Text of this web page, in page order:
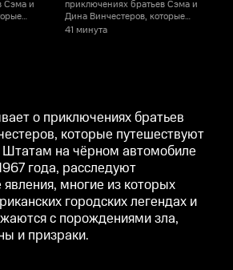
Сэма и
с
как
приключениях братьев Сэма и
Дина Винчестеров, которые
путешествуют по Соединённым
фольклоре, и сражаются с
порождениями зла, такими как
демоны и призраки.
41 минута
о приключениях братьев
которые путешествуют
на чёрном автомобиле
года, расследуют
многие из которых
городских легендах и
с порождениями зла,
и призраки.